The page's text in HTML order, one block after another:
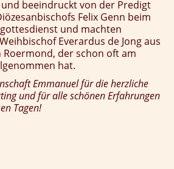
beeindruckt von der Predigt
Felix Genn beim
und machten
Everardus de Jong aus
der schon oft am
hat.
Emmanuel für die herzliche
und für alle schönen Erfahrungen
Tagen!